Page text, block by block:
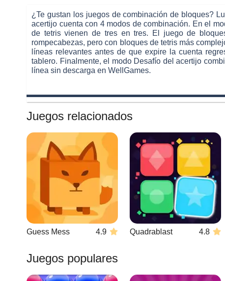
¿Te gustan los juegos de combinación de bloques?
acertijo cuenta con 4 modos de combinación. En el
de tetris vienen de tres en tres. El juego de
rompecabezas, pero con bloques de tetris más
líneas relevantes antes de que expire la cuenta
tablero. Finalmente, el modo Desafío del acertijo
línea sin descarga en WellGames.
Juegos relacionados
Guess Mess 4.9 Quadrablast 4.8
Juegos populares